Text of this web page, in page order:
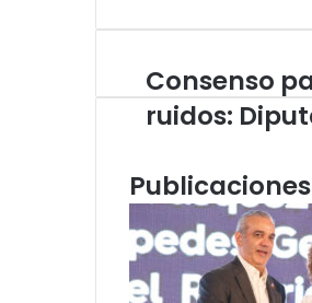
electrónico
Consenso
para
no
Diputados
callados
Consenso
ruidos: